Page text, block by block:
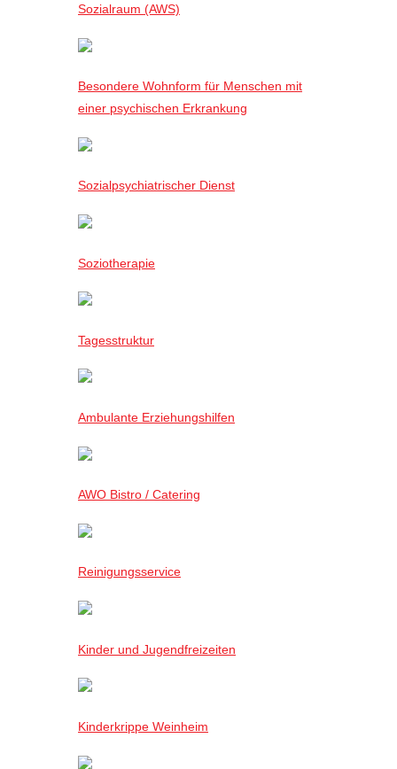
Sozialraum (AWS)
Besondere Wohnform für Menschen mit
einer psychischen Erkrankung
Sozialpsychiatrischer Dienst
Soziotherapie
Tagesstruktur
Ambulante Erziehungshilfen
AWO Bistro / Catering
Reinigungsservice
Kinder und Jugendfreizeiten
Kinderkrippe Weinheim